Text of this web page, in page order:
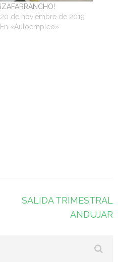
¡ZAFARRANCHO!
20 de noviembre de 2019
En «Autoempleo»
SALIDA TRIMESTRAL
ANDUJAR